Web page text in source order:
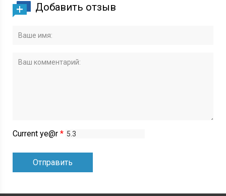
Добавить отзыв
Current ye@r*